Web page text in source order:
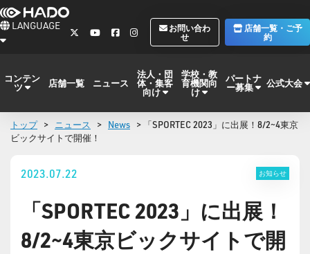
LANGUAGE
お問い合わ
せ
店舗一覧・ご予
約
コンテン
ツ 店舗一覧 ニュース
法人・団
体・集客
向け
学校・教
育機関向
け
パートナ
ー募集 公式大会
トップ > ニュース > News > 「SPORTEC 2023」に出展！8/2~4東京
ビックサイトで開催！
2023.07.22 お知らせ
「SPORTEC 2023」に出展！
8/2~4東京ビックサイトで開